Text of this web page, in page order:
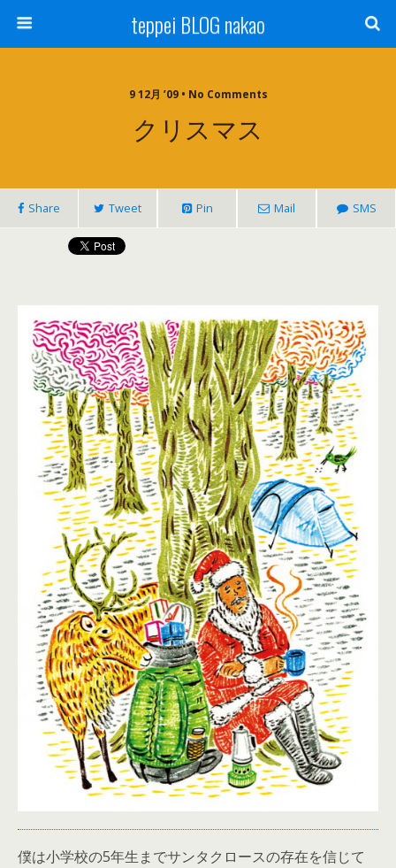
teppei BLOG nakao
9 12月 ’09 • No Comments
クリスマス
Share Tweet Pin Mail SMS
僕は小学校の5年生までサンタクロースの存在を信じて